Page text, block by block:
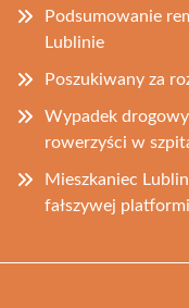
Podsumowanie
Lublinie
Poszukiwany za
Wypadek
rowerzyści w
Mieszkaniec
fałszywej